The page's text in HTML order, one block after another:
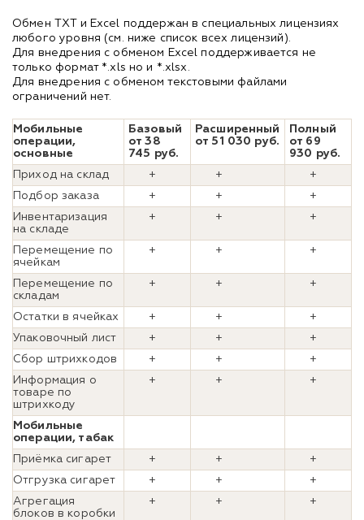
Обмен TXT и Excel поддержан в специальных лицензиях
любого уровня (см. ниже список всех лицензий).
Для внедрения с обменом Excel поддерживается не
только формат *.xls но и *.xlsx.
Для внедрения с обменом текстовыми файлами
ограничений нет.
Мобильные
операции,
основные
Базовый
от 38
745 руб.
Расширенный
от 51 030 руб.
Полный
от 69
930 руб.
Приход на склад
+ +
+
Подбор заказа
+ +
+
Инвентаризация
на складе
+ + +
Перемещение по
ячейкам
+ + +
Перемещение по
складам
+ + +
Остатки в ячейках + +
+
Упаковочный лист
+ +
+
Сбор штрихкодов
+ +
+
Информация о
товаре по
штрихкоду
+ + +
Мобильные
операции, табак
Приёмка сигарет
+ +
+
Отгрузка сигарет
+ +
+
Агрегация
блоков в коробки
+ + +